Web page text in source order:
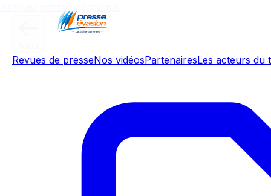
Revues de presseNos vidéosPartenairesLes acteurs du
réformes sont mises en œuvre: en
matière de compétitivité
européenne, "le plus gros reste à